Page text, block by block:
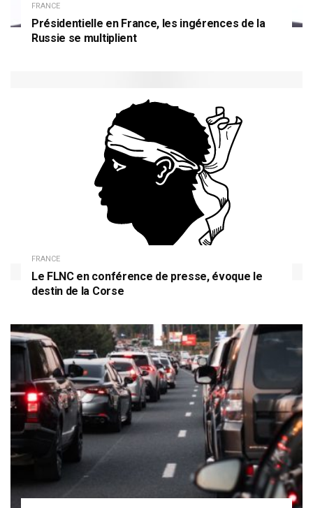
FRANCE
Présidentielle en France, les ingérences de la
Russie se multiplient
FRANCE
Le FLNC en conférence de presse, évoque le
destin de la Corse